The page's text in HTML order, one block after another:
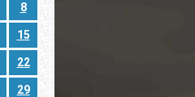
8
15
22
29